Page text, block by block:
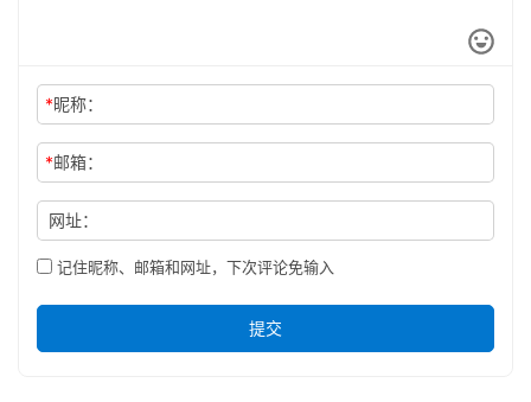
*昵称：
*邮箱：
网址：
记住昵称、邮箱和网址，下次评论免输入
提交